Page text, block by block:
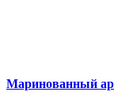
Маринованный